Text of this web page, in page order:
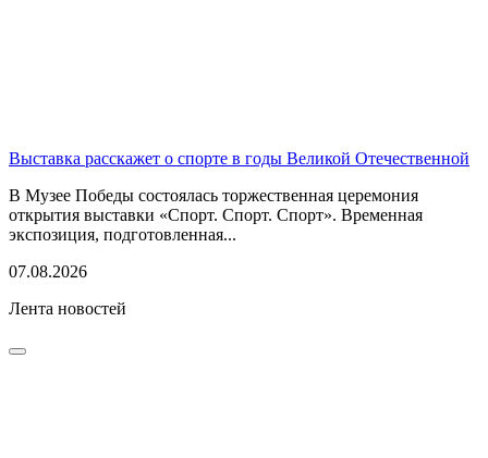
Выставка расскажет о спорте в годы Великой Отечественной
В Музее Победы состоялась торжественная церемония
открытия выставки «Спорт. Спорт. Спорт». Временная
экспозиция, подготовленная...
07.08.2026
Лента новостей